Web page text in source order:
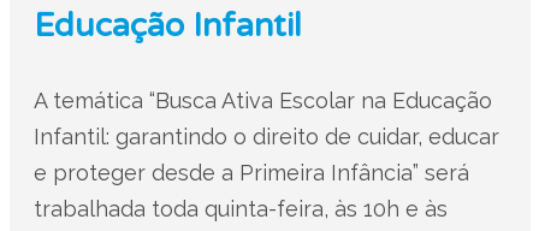
Educação Infantil
A temática “Busca Ativa Escolar na Educação
Infantil: garantindo o direito de cuidar, educar
e proteger desde a Primeira Infância” será
trabalhada toda quinta-feira, às 10h e às